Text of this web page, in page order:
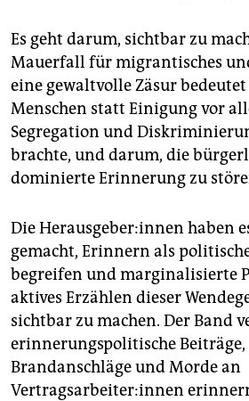
Es geht darum, sichtbar zu
Mauerfall für migrantisches
eine gewaltvolle Zäsur
Menschen statt Einigung vor
Segregation und
brachte, und darum, die
dominierte Erinnerung zu
Die Herausgeber:innen haben
gemacht, Erinnern als
begreifen und marginalisierte
aktives Erzählen dieser
sichtbar zu machen. Der Band
erinnerungspolitische Beiträge,
Brandanschläge und Morde an
Vertragsarbeiter:innen